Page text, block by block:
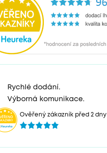
Rychlé dodání.
Výborná komunikace.
Ověřený zákazník před 2 dny